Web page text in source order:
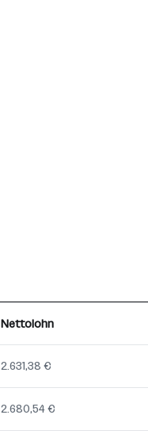
Nettolohn
2.631,38 €
2.680,54 €